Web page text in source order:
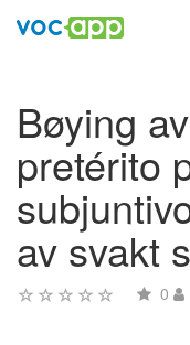
Bøying
pretérito
av svakt
0